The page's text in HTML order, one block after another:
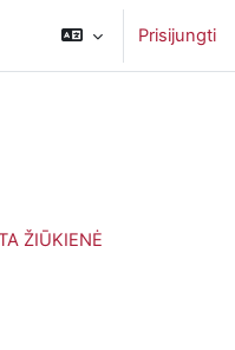
Prisijungti
ŽIŪKIENĖ